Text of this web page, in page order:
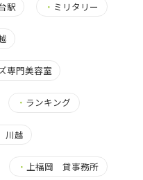
駅 ・ ミリタリー
専門美容室
・ ランキング
川越
・ 上福岡 貸事務所